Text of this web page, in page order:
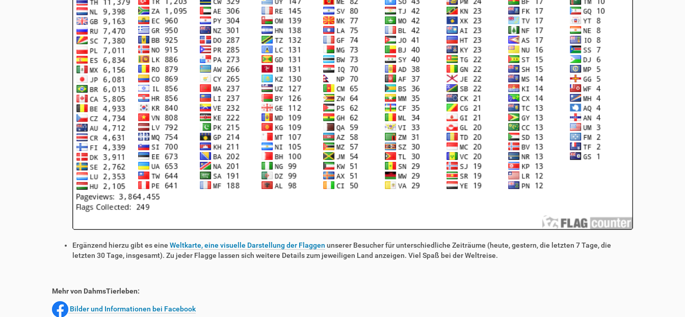
Ergänzend hierzu gibt es eine Weltkarte, eine visuelle Darstellung der Flaggen unserer Besucher für unterschiedliche Zeiträume (heute, gestern, die letzten 7 Tage, die
letzten 30 Tage, insgesamt). Zu jeder Flagge lassen sich weitere Details zum jeweiligen Land anzeigen. Viel Spaß bei der Weltreise.
Mehr von DahmsTierleben:
Bilder und Informationen bei Facebook